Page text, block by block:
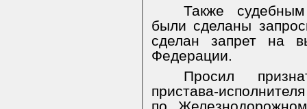
Также
были сделаны
сделан запрет на
Федерации.
Просил
пристава-